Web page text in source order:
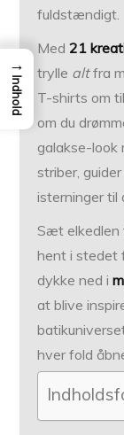
fuldstændigt.
Med21
trylle altfra
T-shirts om
om du
galakse-look
striber,
isterninger til
Sæt elkedlen
hent i stedet
dykke ned i
at blive
hver fold
→
Indhold